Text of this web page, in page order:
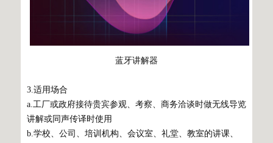
蓝牙讲解器
3.适用场合
a.工厂或政府接待贵宾参观、考察、商务洽谈时做无线导览
讲解或同声传译时使用
b.学校、公司、培训机构、会议室、礼堂、教室的讲课、